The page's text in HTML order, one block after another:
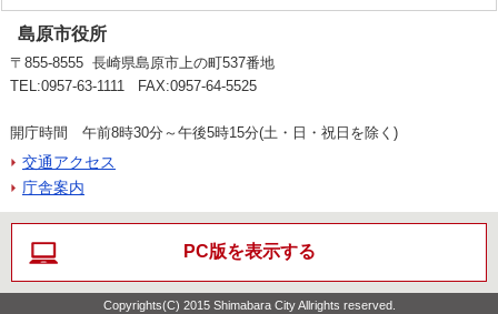
島原市役所
〒855-8555 長崎県島原市上の町537番地
TEL:0957-63-1111 FAX:0957-64-5525
開庁時間 午前8時30分～午後5時15分(土・日・祝日を除く)
交通アクセス
庁舎案内
PC版を表示する
Copyrights(C) 2015 Shimabara City Allrights reserved.